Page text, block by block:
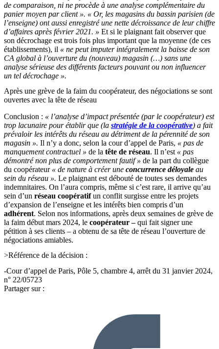
de comparaison, ni ne procède à une analyse complémentaire du
panier moyen par client ». « Or, les magasins du bassin parisien (de
l’enseigne) ont aussi enregistré une nette décroissance de leur chiffre
d’affaires après février 2021. » Et si le plaignant fait observer que
son décrochage est trois fois plus important que la moyenne (de ces
établissements), il « ne peut imputer intégralement la baisse de son
CA global à l’ouverture du (nouveau) magasin (…) sans une
analyse sérieuse des différents facteurs pouvant ou non influencer
un tel décrochage ».
Après une grève de la faim du coopérateur, des négociations se sont
ouvertes avec la tête de réseau
Conclusion : « l’analyse d’impact présentée (par le coopérateur) est
trop lacunaire pour établir que (la stratégie de la coopérative) a fait
prévaloir les intérêts du réseau au détriment de la pérennité de son
magasin ». Il n’y a donc, selon la cour d’appel de Paris, « pas de
manquement contractuel » de la tête de réseau. Il n’est « pas
démontré non plus de comportement fautif » de la part du collègue
du coopérateur « de nature à créer une concurrence déloyale au
sein du réseau ». Le plaignant est débouté de toutes ses demandes
indemnitaires. On l’aura compris, même si c’est rare, il arrive qu’au
sein d’un réseau coopératifun conflit surgisse entre les projets
d’expansion de l’enseigne et les intérêts bien compris d’un
adhérent. Selon nos informations, après deux semaines de grève de
la faim début mars 2024, le coopérateur –qui fait signer une
pétition à ses clients – a obtenu de sa tête de réseau l’ouverture de
négociations amiables.
>Référence de la décision :
-Cour d’appel de Paris, Pôle 5, chambre 4, arrêt du 31 janvier 2024,
n° 22/05723
Partager sur :